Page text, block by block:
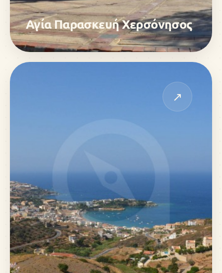
Αγία Παρασκευή Χερσόνησος
↗